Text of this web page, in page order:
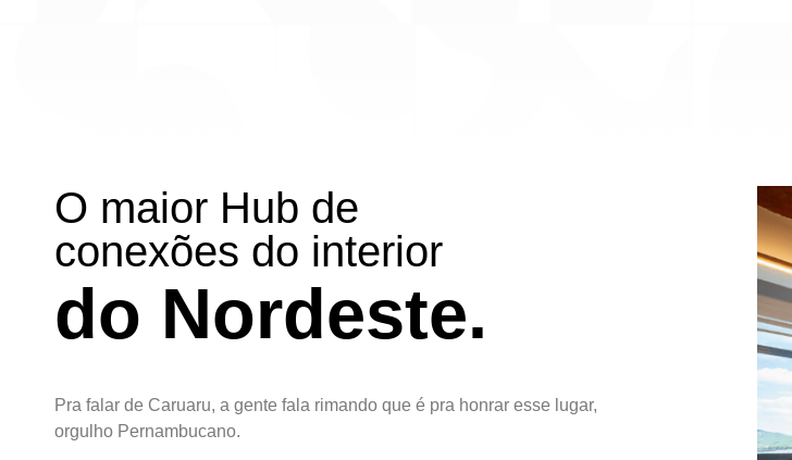
O maior Hub de
conexões do interior
do Nordeste.
Pra falar de Caruaru, a gente fala rimando que é pra honrar esse lugar,
orgulho Pernambucano.